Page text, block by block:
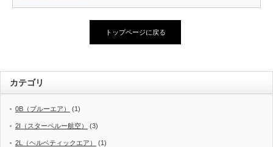
トップページに戻る
カテゴリ
0B（ブルーエア） (1)
2I（スターペルー航空） (3)
2L（ヘルベティックエア） (1)